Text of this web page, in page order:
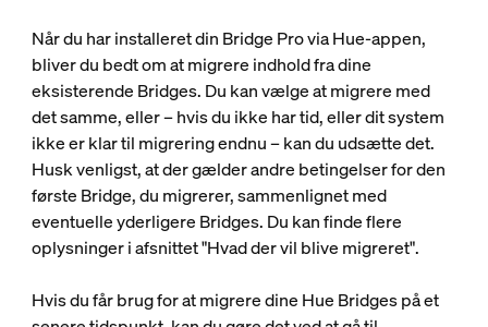
Når du har installeret din Bridge Pro via Hue-appen,
bliver du bedt om at migrere indhold fra dine
eksisterende Bridges. Du kan vælge at migrere med
det samme, eller – hvis du ikke har tid, eller dit system
ikke er klar til migrering endnu – kan du udsætte det.
Husk venligst, at der gælder andre betingelser for den
første Bridge, du migrerer, sammenlignet med
eventuelle yderligere Bridges. Du kan finde flere
oplysninger i afsnittet "Hvad der vil blive migreret".
Hvis du får brug for at migrere dine Hue Bridges på et